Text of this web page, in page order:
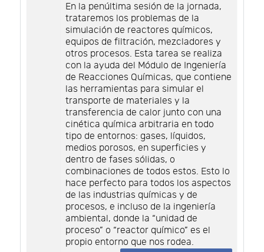
En la penúltima sesión de la jornada,
trataremos los problemas de la
simulación de reactores químicos,
equipos de filtración, mezcladores y
otros procesos. Esta tarea se realiza
con la ayuda del Módulo de Ingeniería
de Reacciones Químicas, que contiene
las herramientas para simular el
transporte de materiales y la
transferencia de calor junto con una
cinética química arbitraria en todo
tipo de entornos: gases, líquidos,
medios porosos, en superficies y
dentro de fases sólidas, o
combinaciones de todos estos. Esto lo
hace perfecto para todos los aspectos
de las industrias químicas y de
procesos, e incluso de la ingeniería
ambiental, donde la “unidad de
proceso” o “reactor químico” es el
propio entorno que nos rodea.